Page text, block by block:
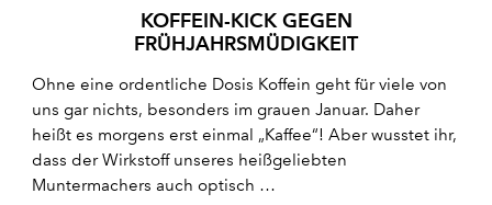
KOFFEIN-KICK GEGEN
FRÜHJAHRSMÜDIGKEIT
Ohne eine ordentliche Dosis Koffein geht für viele von
uns gar nichts, besonders im grauen Januar. Daher
heißt es morgens erst einmal „Kaffee“! Aber wusstet ihr,
dass der Wirkstoff unseres heißgeliebten
Muntermachers auch optisch …